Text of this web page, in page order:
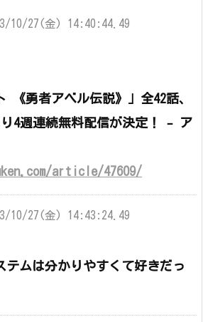
10/27(金) 14:40:44.49
《勇者アベル伝説》」全42話、
り4週連続無料配信が決定！ – ア
article/47609/
10/27(金) 14:43:24.49
テムは分かりやすくて好きだっ